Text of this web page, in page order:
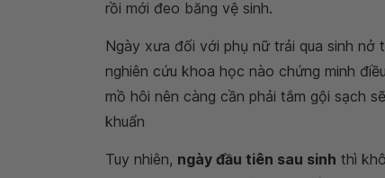
rồi mới đeo băng vệ sinh.
Ngày xưa đối với phụ nữ trải qua sinh
nghiên cứu khoa học nào chứng minh
mồ hôi nên càng cần phải tắm gội sạch
khuẩn
Tuy nhiên, ngày đầu tiên sau sinh thì